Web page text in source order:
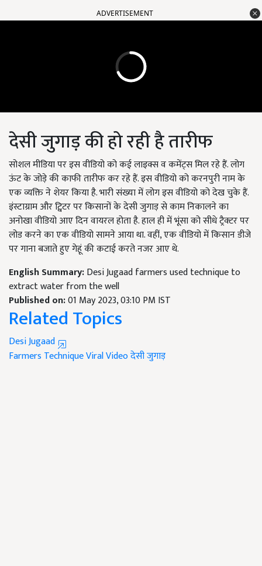
ADVERTISEMENT
देसी जुगाड़ की हो रही है तारीफ
सोशल मीडिया पर इस वीडियो को कई लाइक्स व कमेंट्स मिल रहे हैं. लोग
ऊंट के जोड़े की काफी तारीफ कर रहे हैं. इस वीडियो को करनपुरी नाम के
एक व्यक्ति ने शेयर किया है. भारी संख्या में लोग इस वीडियो को देख चुके हैं.
इंस्टाग्राम और ट्विटर पर किसानों के देसी जुगाड़ से काम निकालने का
अनोखा वीडियो आए दिन वायरल होता है. हाल ही में भूंसा को सीधे ट्रैक्टर पर
लोड करने का एक वीडियो सामने आया था. वहीं, एक वीडियो में किसान डीजे
पर गाना बजाते हुए गेहूं की कटाई करते नजर आए थे.
English Summary:Desi Jugaad farmers used technique to
extract water from the well
Published on:01 May 2023, 03:10 PM IST
Related Topics
Desi Jugaad
Farmers TechniqueViral Videoदेसी जुगाड़